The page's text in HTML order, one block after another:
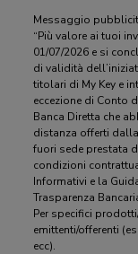
Messaggio
“Più valore ai tuoi
01/07/2026 e si
di validità
titolari di My Key e
eccezione di Conto
Banca Diretta che
distanza offerti
fuori sede prestata
condizioni
Informativi e la
Trasparenza
Per specifici
emittenti/offerenti
ecc).